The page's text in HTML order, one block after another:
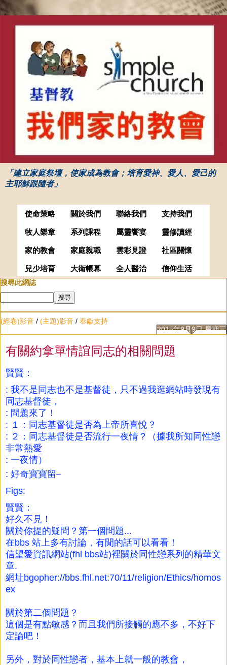
「建立家庭祭壇，使家成為教會；培育愛神、愛人、愛己的
主耶穌跟隨者」
使命策略 關於我們 聯絡我們 支持我們
牧人樂章 系列課程 屬靈饗宴 靈修讀經
家的教會 家庭親職 雲彩見證 社區關懷
兒少培育 大衛帳幕 全人醫治
信仰生活
搜尋此網誌
(經卷)影音 / (主題)影音 / 奉獻支持
2015年9月9日 星期三
有關約拿單情誼同志的相關問題
賢賢：
: 我不是同志也不是基督徒，只不過我逛網站時發現有
同志基督徒，
: 問題來了！
: １：同志基督徒是否為上帝所喜悅？
: ２：同志基督徒是否流行一夜情？（據我所知同性戀
非常熱愛
: 一夜情）
: 好奇寶寶留
Figs:
賢賢：
好久不見！
關於你提的疑問？第一個問題...
在bbs 站上多有討論，有閒的話可以看看！
信望愛資訊網站(fhl bbs站)裡關於同性戀系列的精華文
章.
網址bgopher://bbs.fhl.net:70/11/religion/Ethics/homos
ex
關於第二個問題？
這個是有點敏感？而且我們所接觸的應不多，不好下
定論吧！
另外，對於同性戀者，基本上就一般的教會，